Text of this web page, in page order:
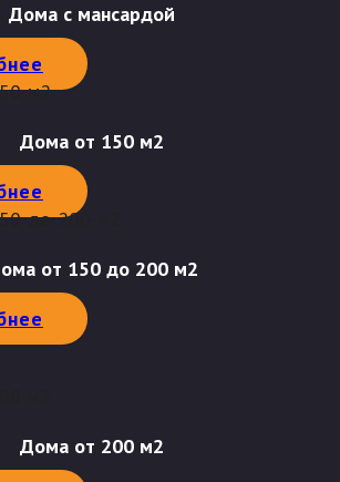
Дома с мансардой
Дома от 150 м2
от 150 до 200 м2
Дома от 200 м2